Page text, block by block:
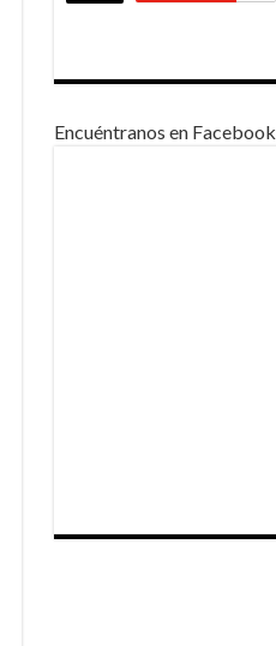
Encuéntranos en Facebook